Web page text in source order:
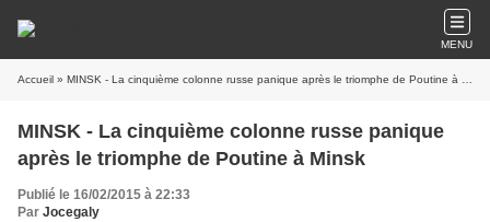
MENU
Accueil » MINSK - La cinquième colonne russe panique après le triomphe de Poutine à Minsk
MINSK - La cinquième colonne russe panique
après le triomphe de Poutine à Minsk
Publié le 16/02/2015 à 22:33
Par Jocegaly